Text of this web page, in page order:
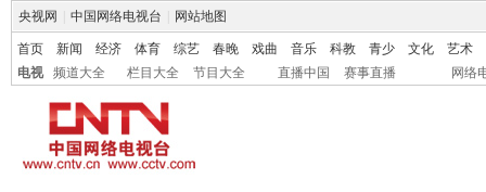
央视网 中国网络电视台 网站地图
首页 新闻 经济 体育 综艺 春晚 戏曲 音乐 科教 青少 文化
艺术
电视
频道大全 栏目大全 节目大全 直播中国 赛事直播 网络